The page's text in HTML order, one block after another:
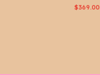
$369.00